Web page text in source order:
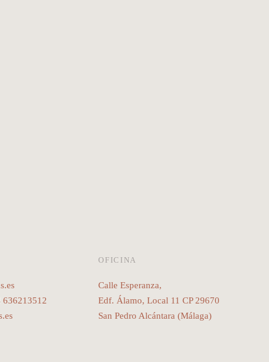
636213512
OFICINA
Calle Esperanza,
Edf. Álamo, Local 11 CP 29670
San Pedro Alcántara (Málaga)